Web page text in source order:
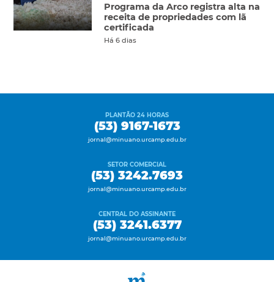
Programa da Arco registra alta na
receita de propriedades com lã
certificada
Há 6 dias
PLANTÃO 24 HORAS
(53) 9167-1673
jornal@minuano.urcamp.edu.br
SETOR COMERCIAL
(53) 3242.7693
jornal@minuano.urcamp.edu.br
CENTRAL DO ASSINANTE
(53) 3241.6377
jornal@minuano.urcamp.edu.br